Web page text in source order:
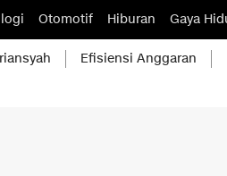
Otomotif Hiburan Gaya
Efisiensi Anggaran